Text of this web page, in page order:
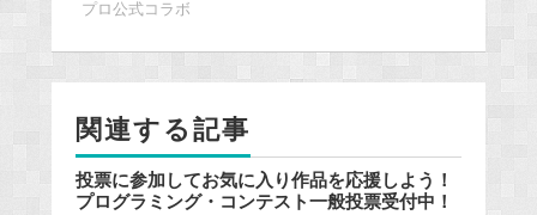
b
o
o
プロ公式コラボ
関連する記事
投票に参加してお気に入り作品を応援しよう！
プログラミング・コンテスト一般投票受付中！